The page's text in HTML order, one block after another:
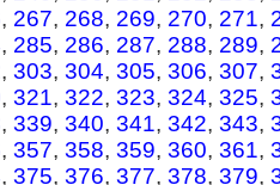
, 267, 268, 269, 270, 271,
, 285, 286, 287, 288, 289,
, 303, 304, 305, 306, 307,
, 321, 322, 323, 324, 325,
, 339, 340, 341, 342, 343,
, 357, 358, 359, 360, 361,
, 375, 376, 377, 378, 379,